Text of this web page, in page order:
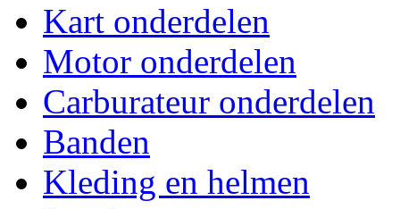
Kart onderdelen
Motor onderdelen
Carburateur onderdelen
Banden
Kleding en helmen